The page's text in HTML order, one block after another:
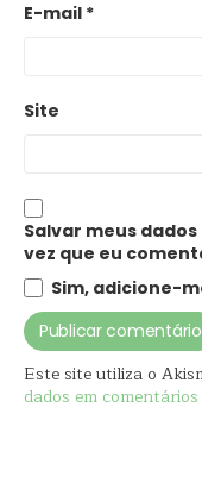
E-mail *
Site
Salvar meus
vez que eu
Sim, adicione-
Este site utiliza o
dados em